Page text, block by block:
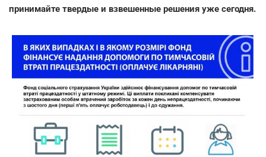
принимайте твердые и взвешенные решения уже сегодня.